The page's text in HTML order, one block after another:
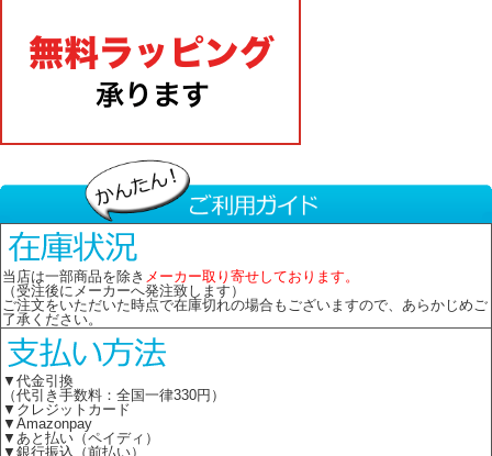
当店は一部商品を除き メーカー取り寄せしております。
（受注後にメーカーへ発注致します）
ご注文をいただいた時点で在庫切れの場合もございますので、あらかじめご
了承ください。
▼代金引換
（代引き手数料：全国一律330円）
▼クレジットカード
▼Amazonpay
▼あと払い（ペイディ）
▼銀行振込（前払い）